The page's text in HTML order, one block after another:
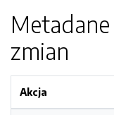
zmian
Akcja